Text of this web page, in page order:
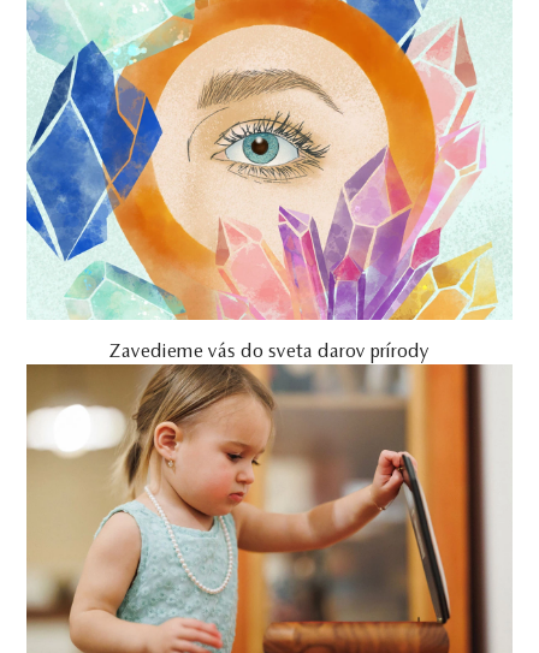
Zavedieme vás do sveta darov prírody